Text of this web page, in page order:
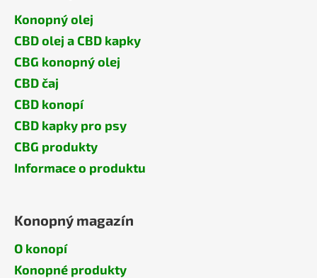
Konopný olej
CBD olej a CBD kapky
CBG konopný olej
CBD čaj
CBD konopí
CBD kapky pro psy
CBG produkty
Informace o produktu
Konopný magazín
O konopí
Konopné produkty